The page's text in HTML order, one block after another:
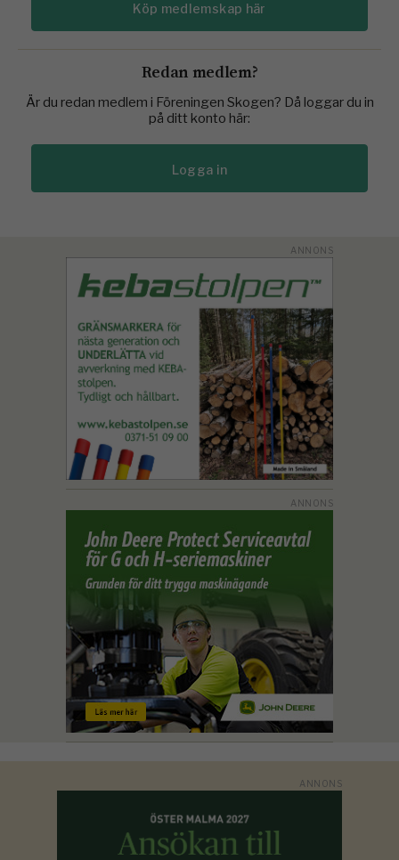
Köp medlemskap här
Redan medlem?
Är du redan medlem i Föreningen Skogen? Då loggar du in
på ditt konto här:
Logga in